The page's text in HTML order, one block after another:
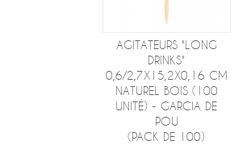
AGITATEURS "LONG
DRINKS"
0,6/2,7X15,2X0,16 CM
NATUREL BOIS (100
UNITÉ) - GARCIA DE
POU
(PACK DE 100)